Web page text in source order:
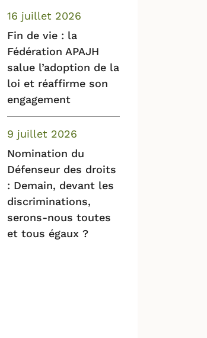
Fin de vie : la
Fédération APAJH
salue l’adoption de la
loi et réaffirme son
engagement
16 juillet 2026
Nomination du
Défenseur des droits
: Demain, devant les
discriminations,
serons-nous toutes
et tous égaux ?
9 juillet 2026